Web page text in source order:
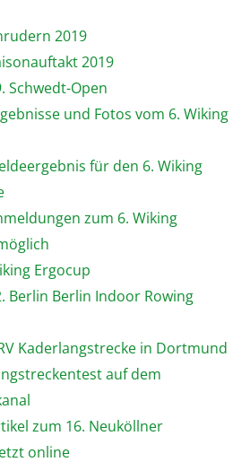
2019
2019
Schwedt-Open
und Fotos vom 6. Wiking
für den 6. Wiking
zum 6. Wiking
Ergocup
Berlin Berlin Indoor Rowing
Kaderlangstrecke in Dortmund
auf dem
zum 16. Neuköllner
online